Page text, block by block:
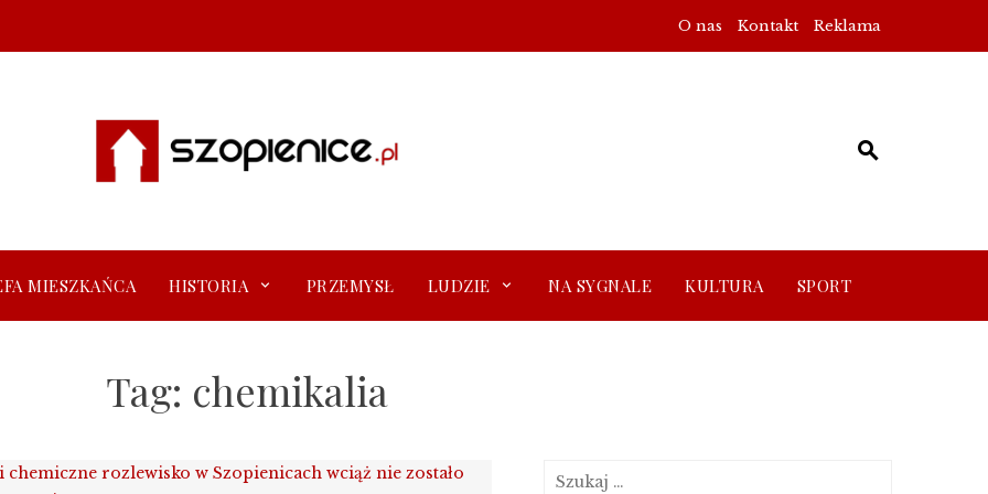
O nas Kontakt Reklama
MIESZKAŃCA HISTORIA PRZEMYSŁ LUDZIE NA SYGNALE KULTURA SPORT
Tag: chemikalia
Szukaj: